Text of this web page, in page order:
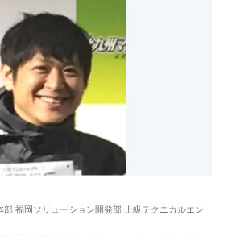
福岡ソリューション開発部 上級テクニカルエン